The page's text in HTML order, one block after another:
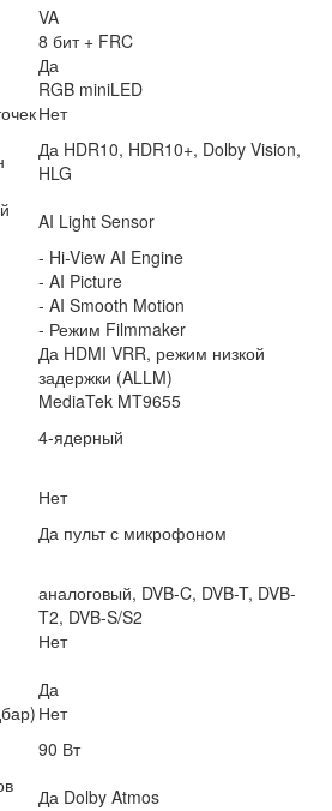
VA
8 бит + FRC
Да
RGB miniLED
Нет
Да HDR10, HDR10+, Dolby Vision,
HLG
AI Light Sensor
- Hi-View AI Engine
- AI Picture
- AI Smooth Motion
- Режим Filmmaker
Да HDMI VRR, режим низкой
задержки (ALLM)
MediaTek MT9655
4-ядерный
Нет
Да пульт с микрофоном
аналоговый, DVB-C, DVB-T, DVB-
T2, DVB-S/S2
Нет
Да
Нет
90 Вт
Да Dolby Atmos